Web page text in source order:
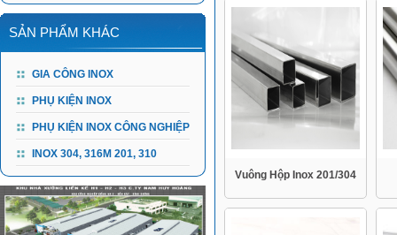
SẢN PHẨM KHÁC
GIA CÔNG INOX
PHỤ KIỆN INOX
PHỤ KIỆN INOX CÔNG NGHIỆP
INOX 304, 316M 201, 310
Vuông Hộp Inox 201/304